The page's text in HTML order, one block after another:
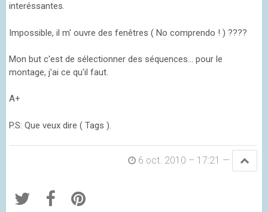
interéssantes.
Impossible, il m' ouvre des fenêtres ( No comprendo ! ) ????
Mon but c'est de sélectionner des séquences... pour le
montage, j'ai ce qu'il faut.
A+
P.S: Que veux dire ( Tags ).
6 oct. 2010 – 17:21 —